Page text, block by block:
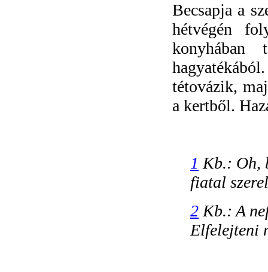
Becsapja a
hétvégén
tétovázik,
a kertből.
1 Kb.: Oh,
fiatal
2Kb.: A
Elfelejteni